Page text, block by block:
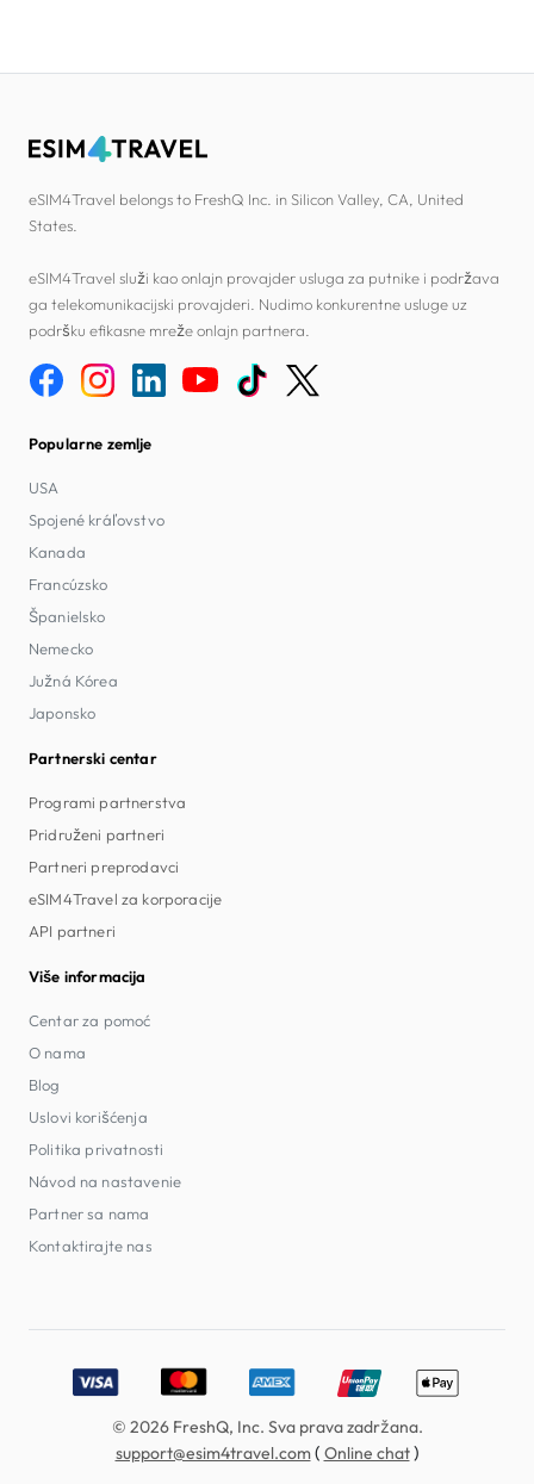
eSIM4Travel belongs to FreshQ Inc. in Silicon Valley, CA, United
States.
eSIM4Travel služi kao onlajn provajder usluga za putnike i podržava
ga telekomunikacijski provajderi. Nudimo konkurentne usluge uz
podršku efikasne mreže onlajn partnera.
Popularne zemlje
USA
Spojené kráľovstvo
Kanada
Francúzsko
Španielsko
Nemecko
Južná Kórea
Japonsko
Partnerski centar
Programi partnerstva
Pridruženi partneri
Partneri preprodavci
eSIM4Travel za korporacije
API partneri
Više informacija
Centar za pomoć
O nama
Blog
Uslovi korišćenja
Politika privatnosti
Návod na nastavenie
Partner sa nama
Kontaktirajte nas
Accepted payment methods: Visa, MasterCard, American
© 2026 FreshQ, Inc. Sva prava zadržana.
support@esim4travel.com( Online chat)